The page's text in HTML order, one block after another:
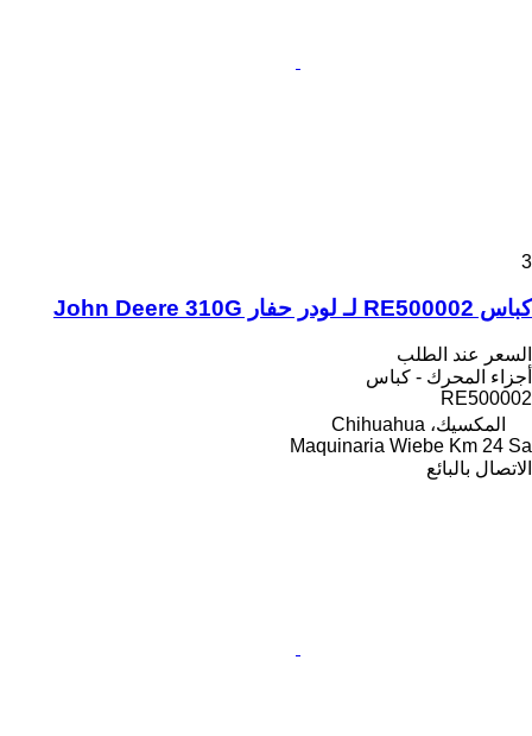
3
كباس RE500002 لـ لودر حفار John Deere 310G
السعر عند الطلب
أجزاء المحرك - كباس
RE500002
المكسيك، Chihuahua
Maquinaria Wiebe Km 24 Sa
الاتصال بالبائع